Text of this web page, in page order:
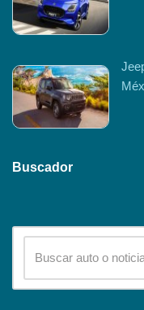
Buscador